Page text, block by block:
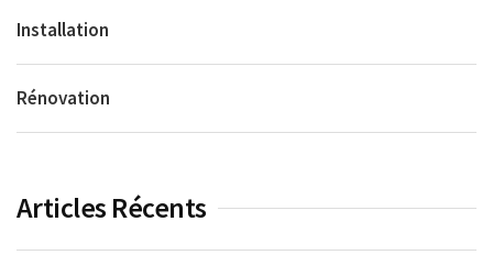
Installation
Rénovation
Articles Récents